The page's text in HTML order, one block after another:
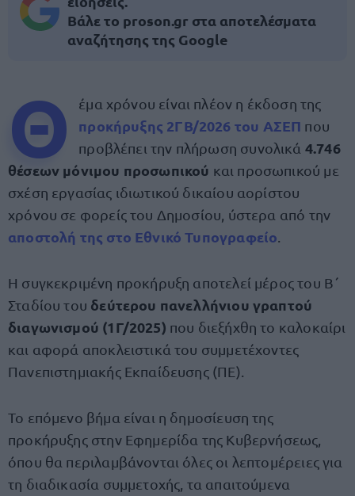
Βάλε το proson.gr στα αποτελέσματα
αναζήτησης της Google
Θ έμα χρόνου είναι πλέον η έκδοση της
προκήρυξης 2ΓΒ/2026 του ΑΣΕΠ που
προβλέπει την πλήρωση συνολικά 4.746
θέσεων μόνιμου προσωπικού και προσωπικού με
σχέση εργασίας ιδιωτικού δικαίου αορίστου
χρόνου σε φορείς του Δημοσίου, ύστερα από την
αποστολή της στο Εθνικό Τυπογραφείο
Η συγκεκριμένη προκήρυξη αποτελεί μέρος του Β΄
Σταδίου του δεύτερου πανελλήνιου γραπτού
διαγωνισμού (1Γ/2025) που διεξήχθη το καλοκαίρι
και αφορά αποκλειστικά του συμμετέχοντες
Πανεπιστημιακής Εκπαίδευσης (ΠΕ).
Το επόμενο βήμα είναι η δημοσίευση της
προκήρυξης στην Εφημερίδα της Κυβερνήσεως,
όπου θα περιλαμβάνονται όλες οι λεπτομέρειες για
τη διαδικασία συμμετοχής, τα απαιτούμενα